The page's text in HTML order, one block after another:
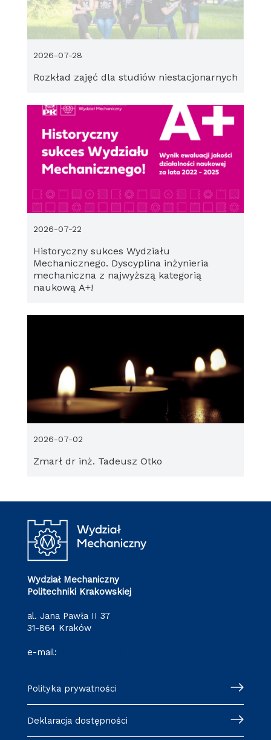
Rozkład zajęć dla studiów niestacjonarnych
2026-07-28
Historyczny sukces Wydziału
Mechanicznego. Dyscyplina inżynieria
mechaniczna z najwyższą kategorią
naukową A+!
2026-07-22
Zmarł dr inż. Tadeusz Otko
2026-07-02
Wydział Mechaniczny
Politechniki Krakowskiej
al. Jana Pawła II 37
31-864 Kraków
e-mail:
Polityka prywatności
Deklaracja dostępności